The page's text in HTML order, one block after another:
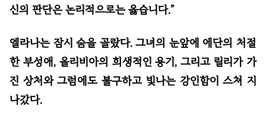
신의 판단은 논리적으로는 옳습니다.”
엘라나는 잠시 숨을 골랐다. 그녀의 눈앞에 에단의 처절
한 부성애, 올리비아의 희생적인 용기, 그리고 릴리가 가
진 상처와 그럼에도 불구하고 빛나는 강인함이 스쳐 지
나갔다.